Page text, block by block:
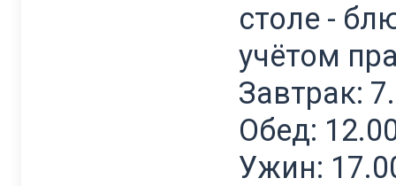
столе -
учётом
Завтрак:
Обед:
Ужин: